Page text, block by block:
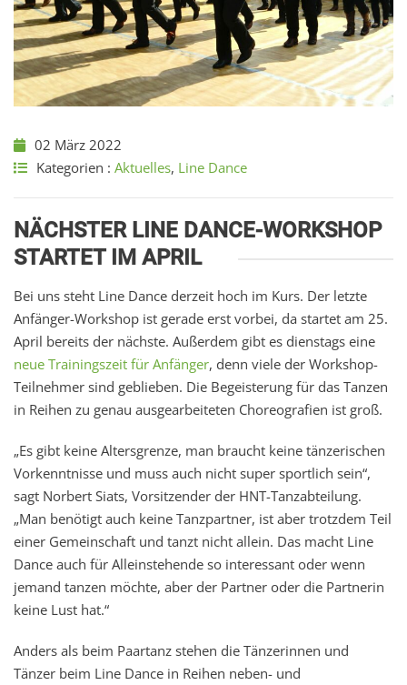
02 März 2022
Kategorien : Aktuelles, Line Dance
NÄCHSTER LINE DANCE-WORKSHOP
STARTET IM APRIL
Bei uns steht Line Dance derzeit hoch im Kurs. Der letzte
Anfänger-Workshop ist gerade erst vorbei, da startet am 25.
April bereits der nächste. Außerdem gibt es dienstags eine
neue Trainingszeit für Anfänger, denn viele der Workshop-
Teilnehmer sind geblieben. Die Begeisterung für das Tanzen
in Reihen zu genau ausgearbeiteten Choreografien ist groß.
„Es gibt keine Altersgrenze, man braucht keine tänzerischen
Vorkenntnisse und muss auch nicht super sportlich sein“,
sagt Norbert Siats, Vorsitzender der HNT-Tanzabteilung.
„Man benötigt auch keine Tanzpartner, ist aber trotzdem Teil
einer Gemeinschaft und tanzt nicht allein. Das macht Line
Dance auch für Alleinstehende so interessant oder wenn
jemand tanzen möchte, aber der Partner oder die Partnerin
keine Lust hat.“
Anders als beim Paartanz stehen die Tänzerinnen und
Tänzer beim Line Dance in Reihen neben- und